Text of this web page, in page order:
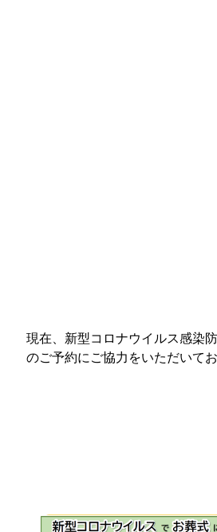
現在、新型コロナウイルス感染
のご予約にご協力をいただいてお